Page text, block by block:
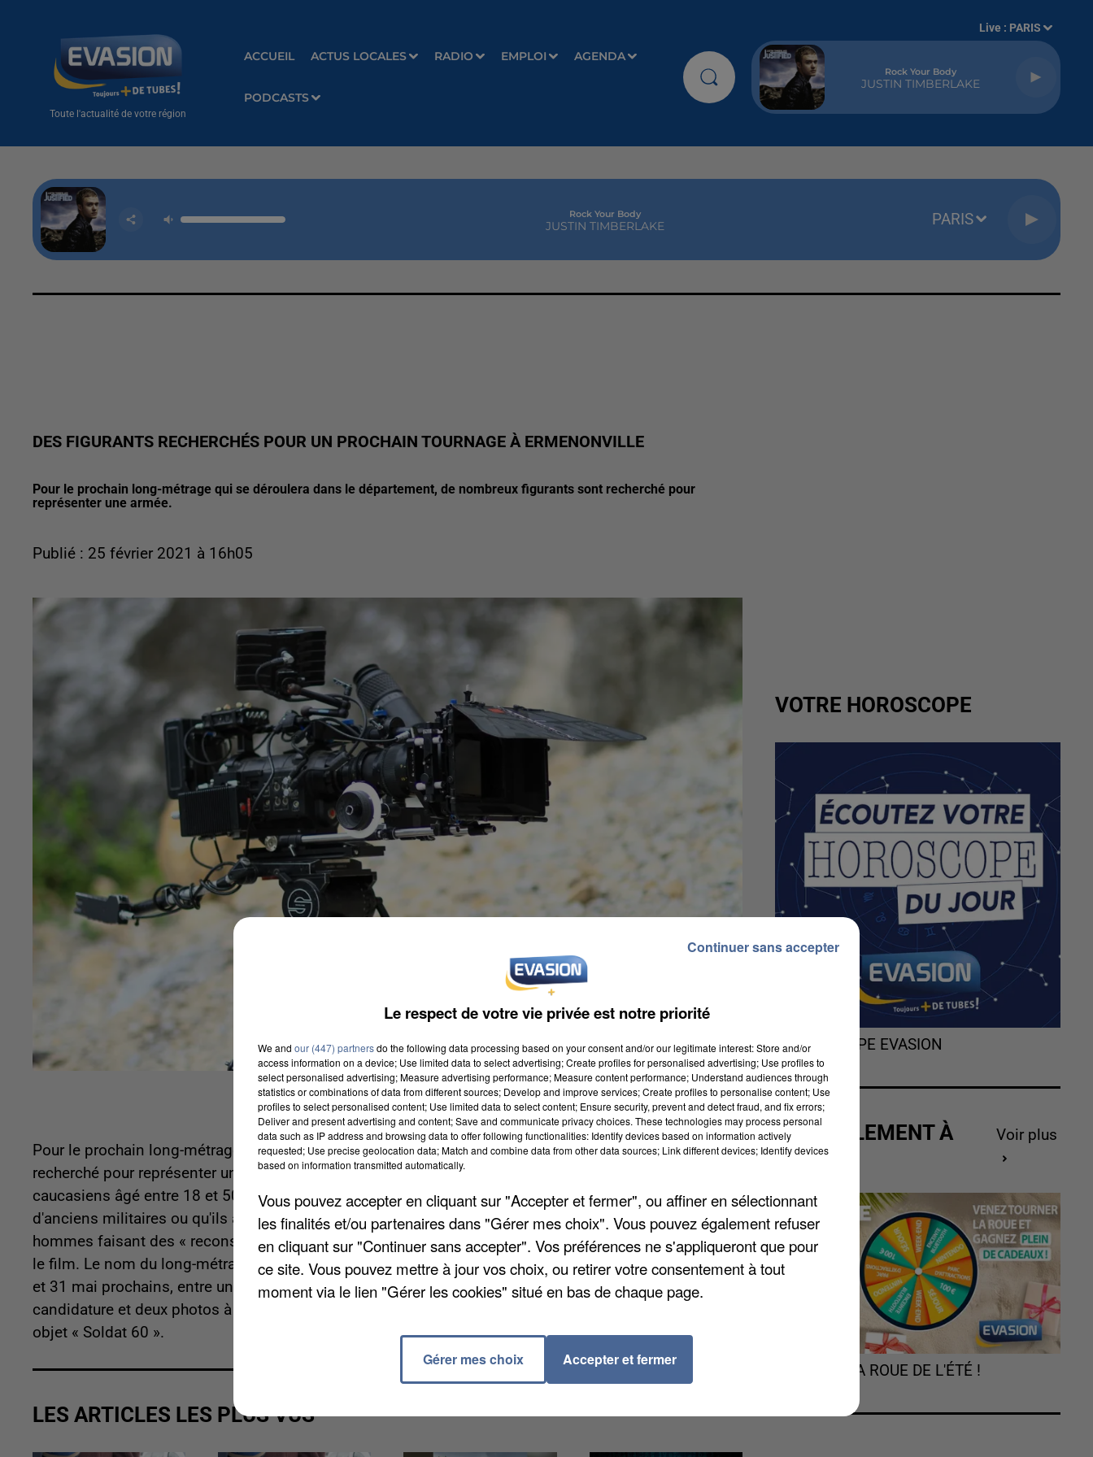
Toute l'actualité de votre région
ACCUEIL ACTUS LOCALES RADIO EMPLOI AGENDA
PODCASTS
Live : PARIS
Rock Your Body
JUSTIN TIMBERLAKE
Rock Your Body
JUSTIN TIMBERLAKE PARIS
DES FIGURANTS RECHERCHÉS POUR UN PROCHAIN TOURNAGE À ERMENONVILLE
Pour le prochain long-métrage qui se déroulera dans le département, de nombreux figurants sont recherché pour
représenter une armée.
Publié : 25 février 2021 à 16h05
Pour le prochain long-métrage qui se déroulera dans le département, de nombreux figurants sont
recherché pour représenter une armée. L'équipe de casting recherche plus précisément des hommes
caucasiens âgé entre 18 et 50 ans. Petite spécificité, il est demandé à ce que ces figurants soient
d'anciens militaires ou qu'ils aient fait leur service militaire, ou soient pompiers ou policiers. Des
hommes faisant des « reconstitution historique de batailles » sont également recherchés pour intégrer
le film. Le nom du long-métrage est pour le moment tenu secret. Le tournage se déroulera entre le 24
et 31 mai prochains, entre un et trois jours pour les figurants. Pour y participer, envoyer votre
candidature et deux photos à l'adresse mail suivante :
objet « Soldat 60 ».
LES ARTICLES LES PLUS VUS
VOTRE HOROSCOPE
L'HOROSCOPE EVASION
ACTUELLEMENT À
GAGNER
Voir plus
TOURNEZ LA ROUE DE L'ÉTÉ !
Le respect de votre vie privée est notre priorité
We and our (447) partnersdo the following data processing based on your consent and/or our legitimate interest: Store and/or
access information on a device; Use limited data to select advertising; Create profiles for personalised advertising; Use profiles to
select personalised advertising; Measure advertising performance; Measure content performance; Understand audiences through
statistics or combinations of data from different sources; Develop and improve services; Create profiles to personalise content; Use
profiles to select personalised content; Use limited data to select content; Ensure security, prevent and detect fraud, and fix errors;
Deliver and present advertising and content; Save and communicate privacy choices. These technologies may process personal
data such as IP address and browsing data to offer following functionalities: Identify devices based on information actively
requested; Use precise geolocation data; Match and combine data from other data sources; Link different devices; Identify devices
based on information transmitted automatically.
Vous pouvez accepter en cliquant sur "Accepter et fermer", ou affiner en sélectionnant
les finalités et/ou partenaires dans "Gérer mes choix". Vous pouvez également refuser
en cliquant sur "Continuer sans accepter". Vos préférences ne s'appliqueront que pour
ce site. Vous pouvez mettre à jour vos choix, ou retirer votre consentement à tout
moment via le lien "Gérer les cookies" situé en bas de chaque page.
Gérer mes choix Accepter et fermer
Continuer sans accepter